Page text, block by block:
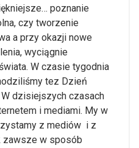
poznanie
czy tworzenie
a przy okazji nowe
wyciągnie
W czasie tygodnia
tez Dzień
dzisiejszych czasach
i mediami. My w
z mediów i z
zawsze w sposób